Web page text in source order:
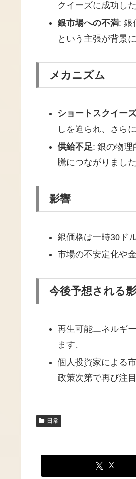
クイーズに成功し
銀市場への不満: 銀
という主張が背景
メカニズム
ショートスクイーズ
しを迫られ、さら
供給不足: 銀の物理
騰につながりました
影響
銀価格は一時30ド
市場の不安定化や
今後予想される
再生可能エネルギ
ます。
個人投資家による
政策次第で再び注
日常
X